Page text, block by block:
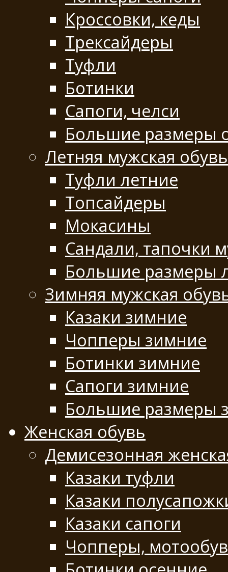
Кроссовки, кеды
Трексайдеры
Туфли
Ботинки
Сапоги, челси
Большие размеры
Летняя мужская обувь
Туфли летние
Топсайдеры
Мокасины
Сандали, тапочки
Большие размеры
Зимняя мужская
Казаки зимние
Чопперы зимние
Ботинки зимние
Сапоги зимние
Большие размеры
Женская обувь
Демисезонная
Казаки туфли
Казаки
Казаки сапоги
Чопперы,